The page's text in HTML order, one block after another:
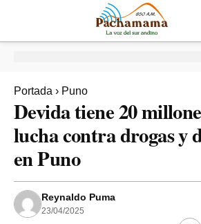
Portada › Puno
Devida tiene 20
lucha contra drogas y
en Puno
Reynaldo Puma
23/04/2025